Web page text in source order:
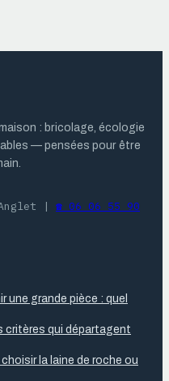
: bricolage, écologie
— pensées pour être
| ☎ 06 06 55 90
une grande pièce : quel
critères qui départagent
la laine de roche ou